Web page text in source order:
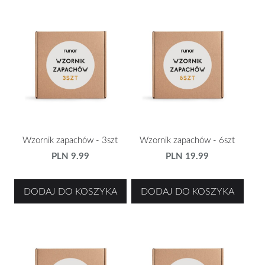
Wzornik zapachów - 3szt
PLN 9.99
DODAJ DO KOSZYKA
Wzornik zapachów - 6szt
PLN 19.99
DODAJ DO KOSZYKA